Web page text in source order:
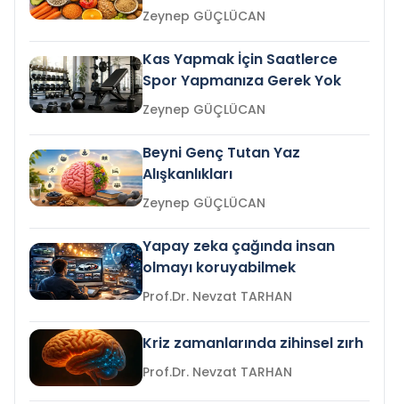
Zeynep GÜÇLÜCAN
Kas Yapmak İçin Saatlerce
Spor Yapmanıza Gerek Yok
Zeynep GÜÇLÜCAN
Beyni Genç Tutan Yaz
Alışkanlıkları
Zeynep GÜÇLÜCAN
Yapay zeka çağında insan
olmayı koruyabilmek
Prof.Dr. Nevzat TARHAN
Kriz zamanlarında zihinsel zırh
Prof.Dr. Nevzat TARHAN